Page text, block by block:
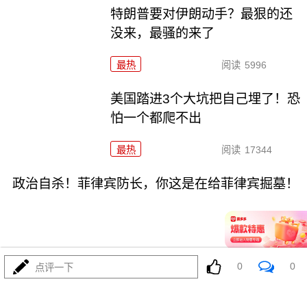
特朗普要对伊朗动手？最狠的还
没来，最骚的来了
最热 阅读 5996
美国踏进3个大坑把自己埋了！恐
怕一个都爬不出
最热 阅读 17344
政治自杀！菲律宾防长，你这是在给菲律宾掘墓！
最热 阅读 7025 08-03
点评一下 0 0